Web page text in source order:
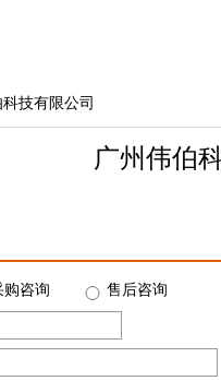
技有限公司
广州伟伯
购咨询 售后咨询